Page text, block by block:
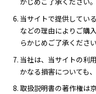
当サイトで提供してい
などの理由によりご購
らかじめご了承ください
当社は、当サイトの利
かなる損害についても
取扱説明書の著作権は